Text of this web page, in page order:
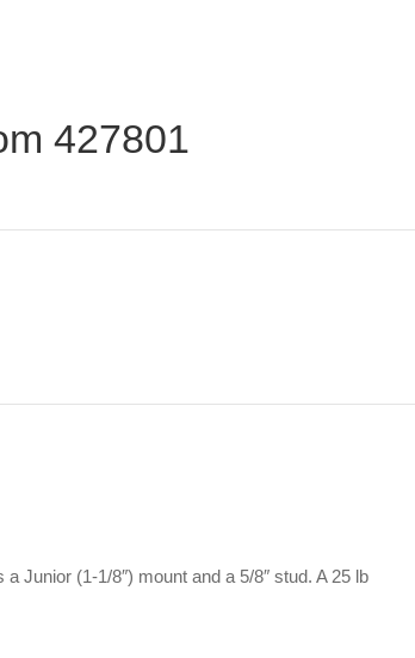
427801
Junior (1-1/8″) mount and a 5/8″ stud. A 25 lb